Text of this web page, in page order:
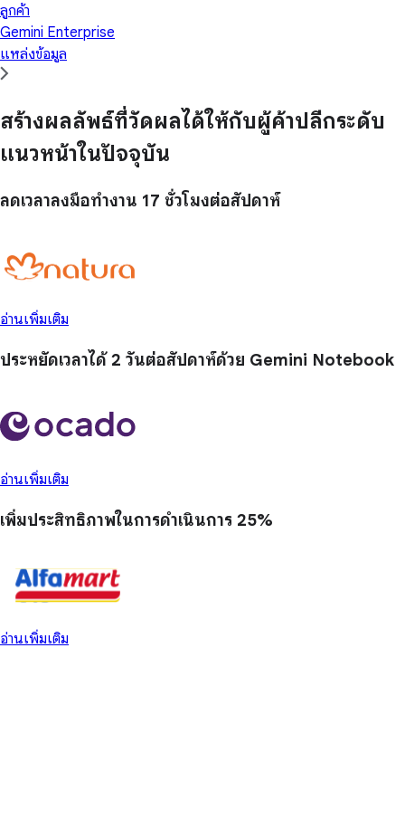
ลูกค้า
Gemini Enterprise
แหล่งข้อมูล
สร้างผลลัพธ์ที่วัดผลได้ให้กับผู้ค้าปลีกระดับ
แนวหน้าในปัจจุบัน
ลดเวลาลงมือทำงาน 17 ชั่วโมงต่อสัปดาห์
อ่านเพิ่มเติม
ประหยัดเวลาได้2 วันต่อสัปดาห์ด้วย Gemini Notebook
อ่านเพิ่มเติม
เพิ่มประสิทธิภาพในการดำเนินการ 25%
อ่านเพิ่มเติม